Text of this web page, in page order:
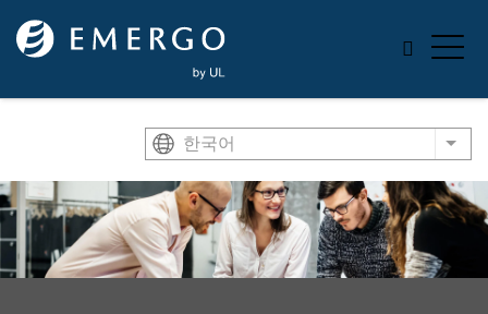
Skip to main content
한국어 List